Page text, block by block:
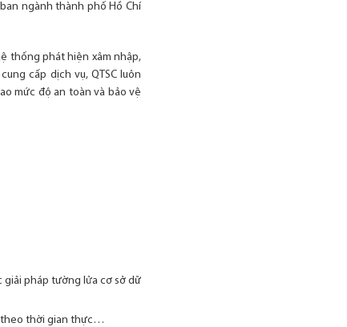
ngành thành phố Hồ Chí
thống phát hiện xâm nhập,
cấp dịch vụ, QTSC luôn
mức độ an toàn và bảo vệ
pháp tường lửa cơ sở dữ
theo thời gian thực…